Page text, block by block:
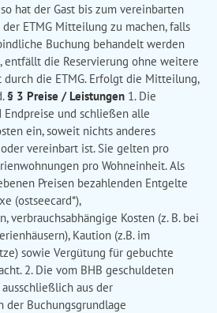
hat der Gast bis zum vereinbarten
ETMG Mitteilung zu machen, falls
Buchung behandelt werden
entfällt die Reservierung ohne weitere
die ETMG. Erfolgt die Mitteilung,
§ 3 Preise / Leistungen 1. Die
Endpreise und schließen alle
ein, soweit nichts anderes
vereinbart ist. Sie gelten pro
pro Wohneinheit. Als
Preisen bezahlenden Entgelte
(ostseecard*),
verbrauchsabhängige Kosten (z. B. bei
Kaution (z.B. im
sowie Vergütung für gebuchte
2. Die vom BHB geschuldeten
aus der
der Buchungsgrundlage